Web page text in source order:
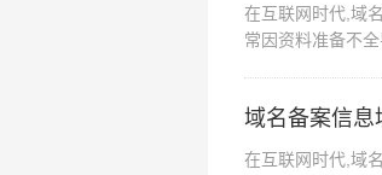
在互联网时代,域
常因资料准备不
域名备案信息
在互联网时代,域